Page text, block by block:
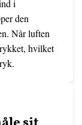
i
den
Når luften
hvilket